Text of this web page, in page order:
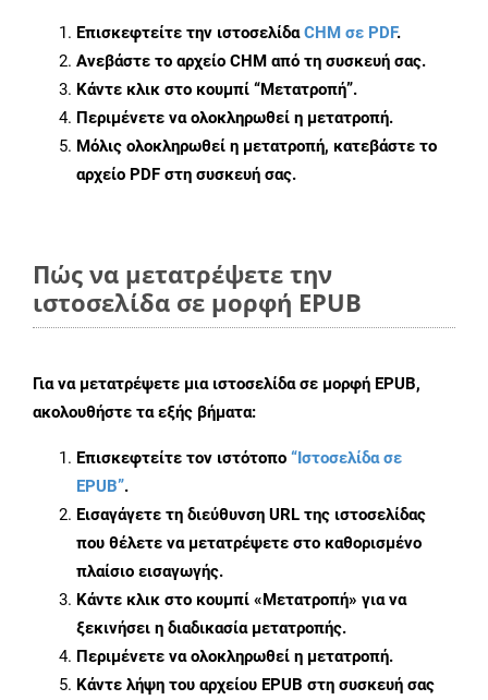
Επισκεφτείτε την ιστοσελίδαCHM σε PDF.
Ανεβάστε το αρχείο CHM από τη συσκευή σας.
Κάντε κλικ στο κουμπί “Μετατροπή”.
Περιμένετε να ολοκληρωθεί η μετατροπή.
Μόλις ολοκληρωθεί η μετατροπή, κατεβάστε το
αρχείο PDF στη συσκευή σας.
Πώς να μετατρέψετε την
ιστοσελίδα σε μορφή EPUB
Για να μετατρέψετε μια ιστοσελίδα σε μορφή EPUB,
ακολουθήστε τα εξής βήματα:
Επισκεφτείτε τον ιστότοπο “Ιστοσελίδα σε
EPUB”.
Εισαγάγετε τη διεύθυνση URL της ιστοσελίδας
που θέλετε να μετατρέψετε στο καθορισμένο
πλαίσιο εισαγωγής.
Κάντε κλικ στο κουμπί «Μετατροπή» για να
ξεκινήσει η διαδικασία μετατροπής.
Περιμένετε να ολοκληρωθεί η μετατροπή.
Κάντε λήψη του αρχείου EPUB στη συσκευή σας